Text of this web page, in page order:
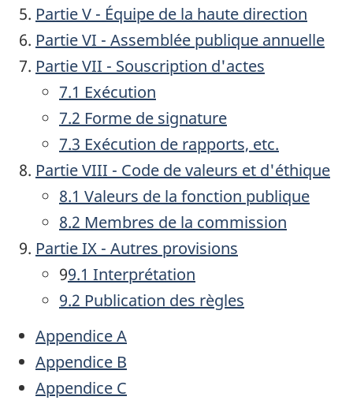
Partie V - Équipe de la haute direction
Partie VI - Assemblée publique annuelle
Partie VII - Souscription d'actes
7.1 Exécution
7.2 Forme de signature
7.3 Exécution de rapports, etc.
Partie VIII - Code de valeurs et d'éthique
8.1 Valeurs de la fonction publique
8.2 Membres de la commission
Partie IX - Autres provisions
99.1 Interprétation
9.2 Publication des règles
Appendice A
Appendice B
Appendice C